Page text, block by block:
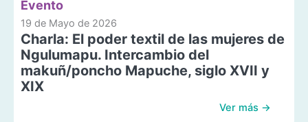
Evento
19 de Mayo de 2026
Charla: El poder textil de las mujeres de
Ngulumapu. Intercambio del
makuñ/poncho Mapuche, siglo XVII y
XIX
Ver más →